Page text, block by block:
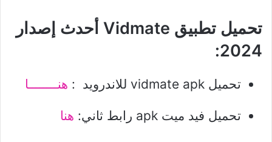
تحميل تطبيق Vidmate أحدث إصدار
2024:
تحميل vidmate apk للاندرويد : هنــــــــا
تحميل فيد ميت apk رابط ثاني: هنا